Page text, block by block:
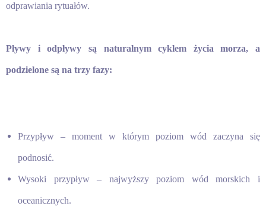
odprawiania rytuałów.
Pływy i odpływy są naturalnym cyklem życia morza, a
podzielone są na trzy fazy:
Przypływ – moment w którym poziom wód zaczyna się
podnosić.
Wysoki przypływ – najwyższy poziom wód morskich i
oceanicznych.